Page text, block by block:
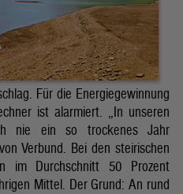
Für die Energiegewinnung
ist alarmiert. „In unseren
nie ein so trockenes Jahr
Verbund. Bei den steirischen
im Durchschnitt 50 Prozent
Mittel. Der Grund: An rund